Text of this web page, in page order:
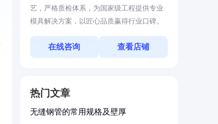
艺，严格质检体系，为国家级工程提供专业
模具解决方案，以匠心品质赢得行业口碑。
在线咨询 查看店铺
热门文章
无缝钢管的常用规格及壁厚